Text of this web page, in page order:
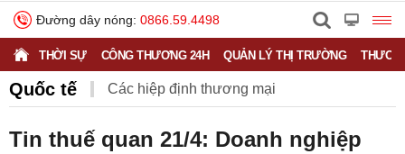
Đường dây nóng: 0866.59.4498
THỜI SỰ CÔNG THƯƠNG 24H QUẢN LÝ THỊ TRƯỜNG
Quốc tế Các hiệp định thương mại
Tin thuế quan 21/4: Doanh nghiệp